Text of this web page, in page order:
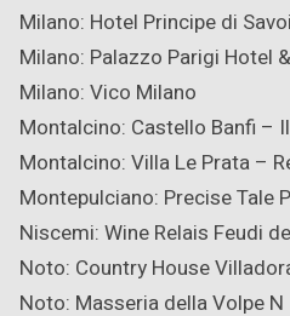
Milano: Hotel Principe di
Milano: Palazzo Parigi Hotel
Milano: Vico Milano
Montalcino: Castello Banfi –
Montalcino: Villa Le Prata –
Montepulciano: Precise Tale
Niscemi: Wine Relais Feudi
Noto: Country House
Noto: Masseria della Volpe N